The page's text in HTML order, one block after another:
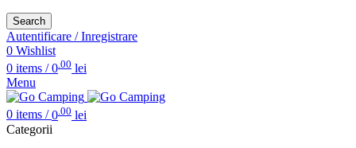
Search
Autentificare / Inregistrare
0 Wishlist
0 items / 0.00 lei
Menu
0 items / 0 .00 lei
Categorii